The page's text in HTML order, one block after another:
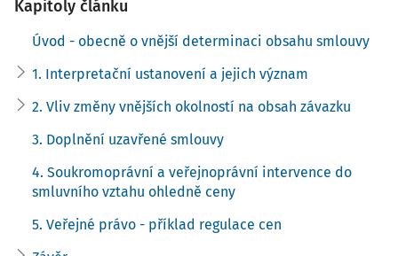
v ovlivnění vůle druhé strany. Není to ale jenom ochrana
slabší smluvní strany, která vede k zákonodárným
jiných veřejných zájmech - ochraně zdraví, životního
prostředí, požadavcích na bezpečnost (např. stavby) nebo
konflikt, nedostatek komodit na trhu, dopravní problémy),
anebo v zájmech politických či jiných (lobbistické tlaky
nebo populistická opatření k získání voličských hlasů).
Sama podstata práva spočívá v ovlivnění vůle smluvních
Kapitoly článku
Úvod - obecně o vnější determinaci obsahu smlouvy
1. Interpretační ustanovení a jejich význam
2. Vliv změny vnějších okolností na obsah závazku
3. Doplnění uzavřené smlouvy
4. Soukromoprávní a veřejnoprávní intervence do
smluvního vztahu ohledně ceny
5. Veřejné právo - příklad regulace cen